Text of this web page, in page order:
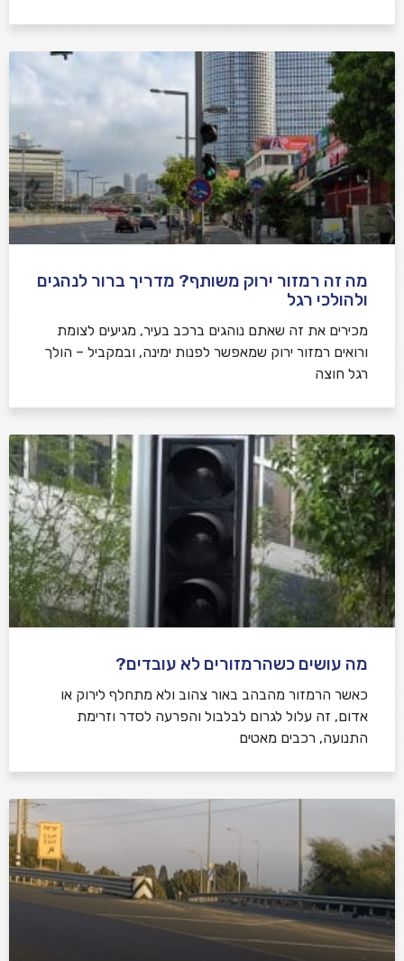
מה זה רמזור ירוק משותף? מדריך ברור לנהגים
ולהולכי רגל
מכירים את זה שאתם נוהגים ברכב בעיר, מגיעים לצומת
ורואים רמזור ירוק שמאפשר לפנות ימינה, ובמקביל – הולך
רגל חוצה
מה עושים כשהרמזורים לא עובדים?
כאשר הרמזור מהבהב באור צהוב ולא מתחלף לירוק או
אדום, זה עלול לגרום לבלבול והפרעה לסדר וזרימת
התנועה, רכבים מאטים